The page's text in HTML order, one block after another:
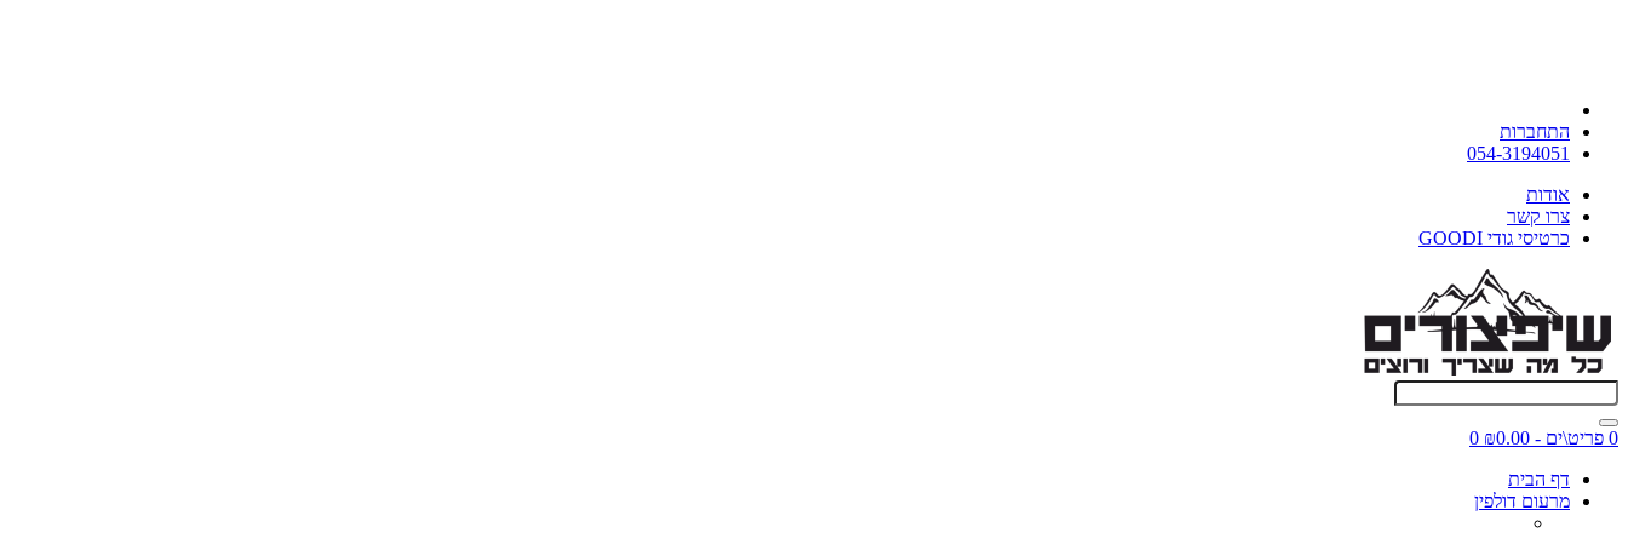
התחברות
054-3194051
אודות
צרו קשר
כרטיסי גודי GOODI
0 פריט\ים - ₪0.00
0
דף הבית
מרעום דולפין